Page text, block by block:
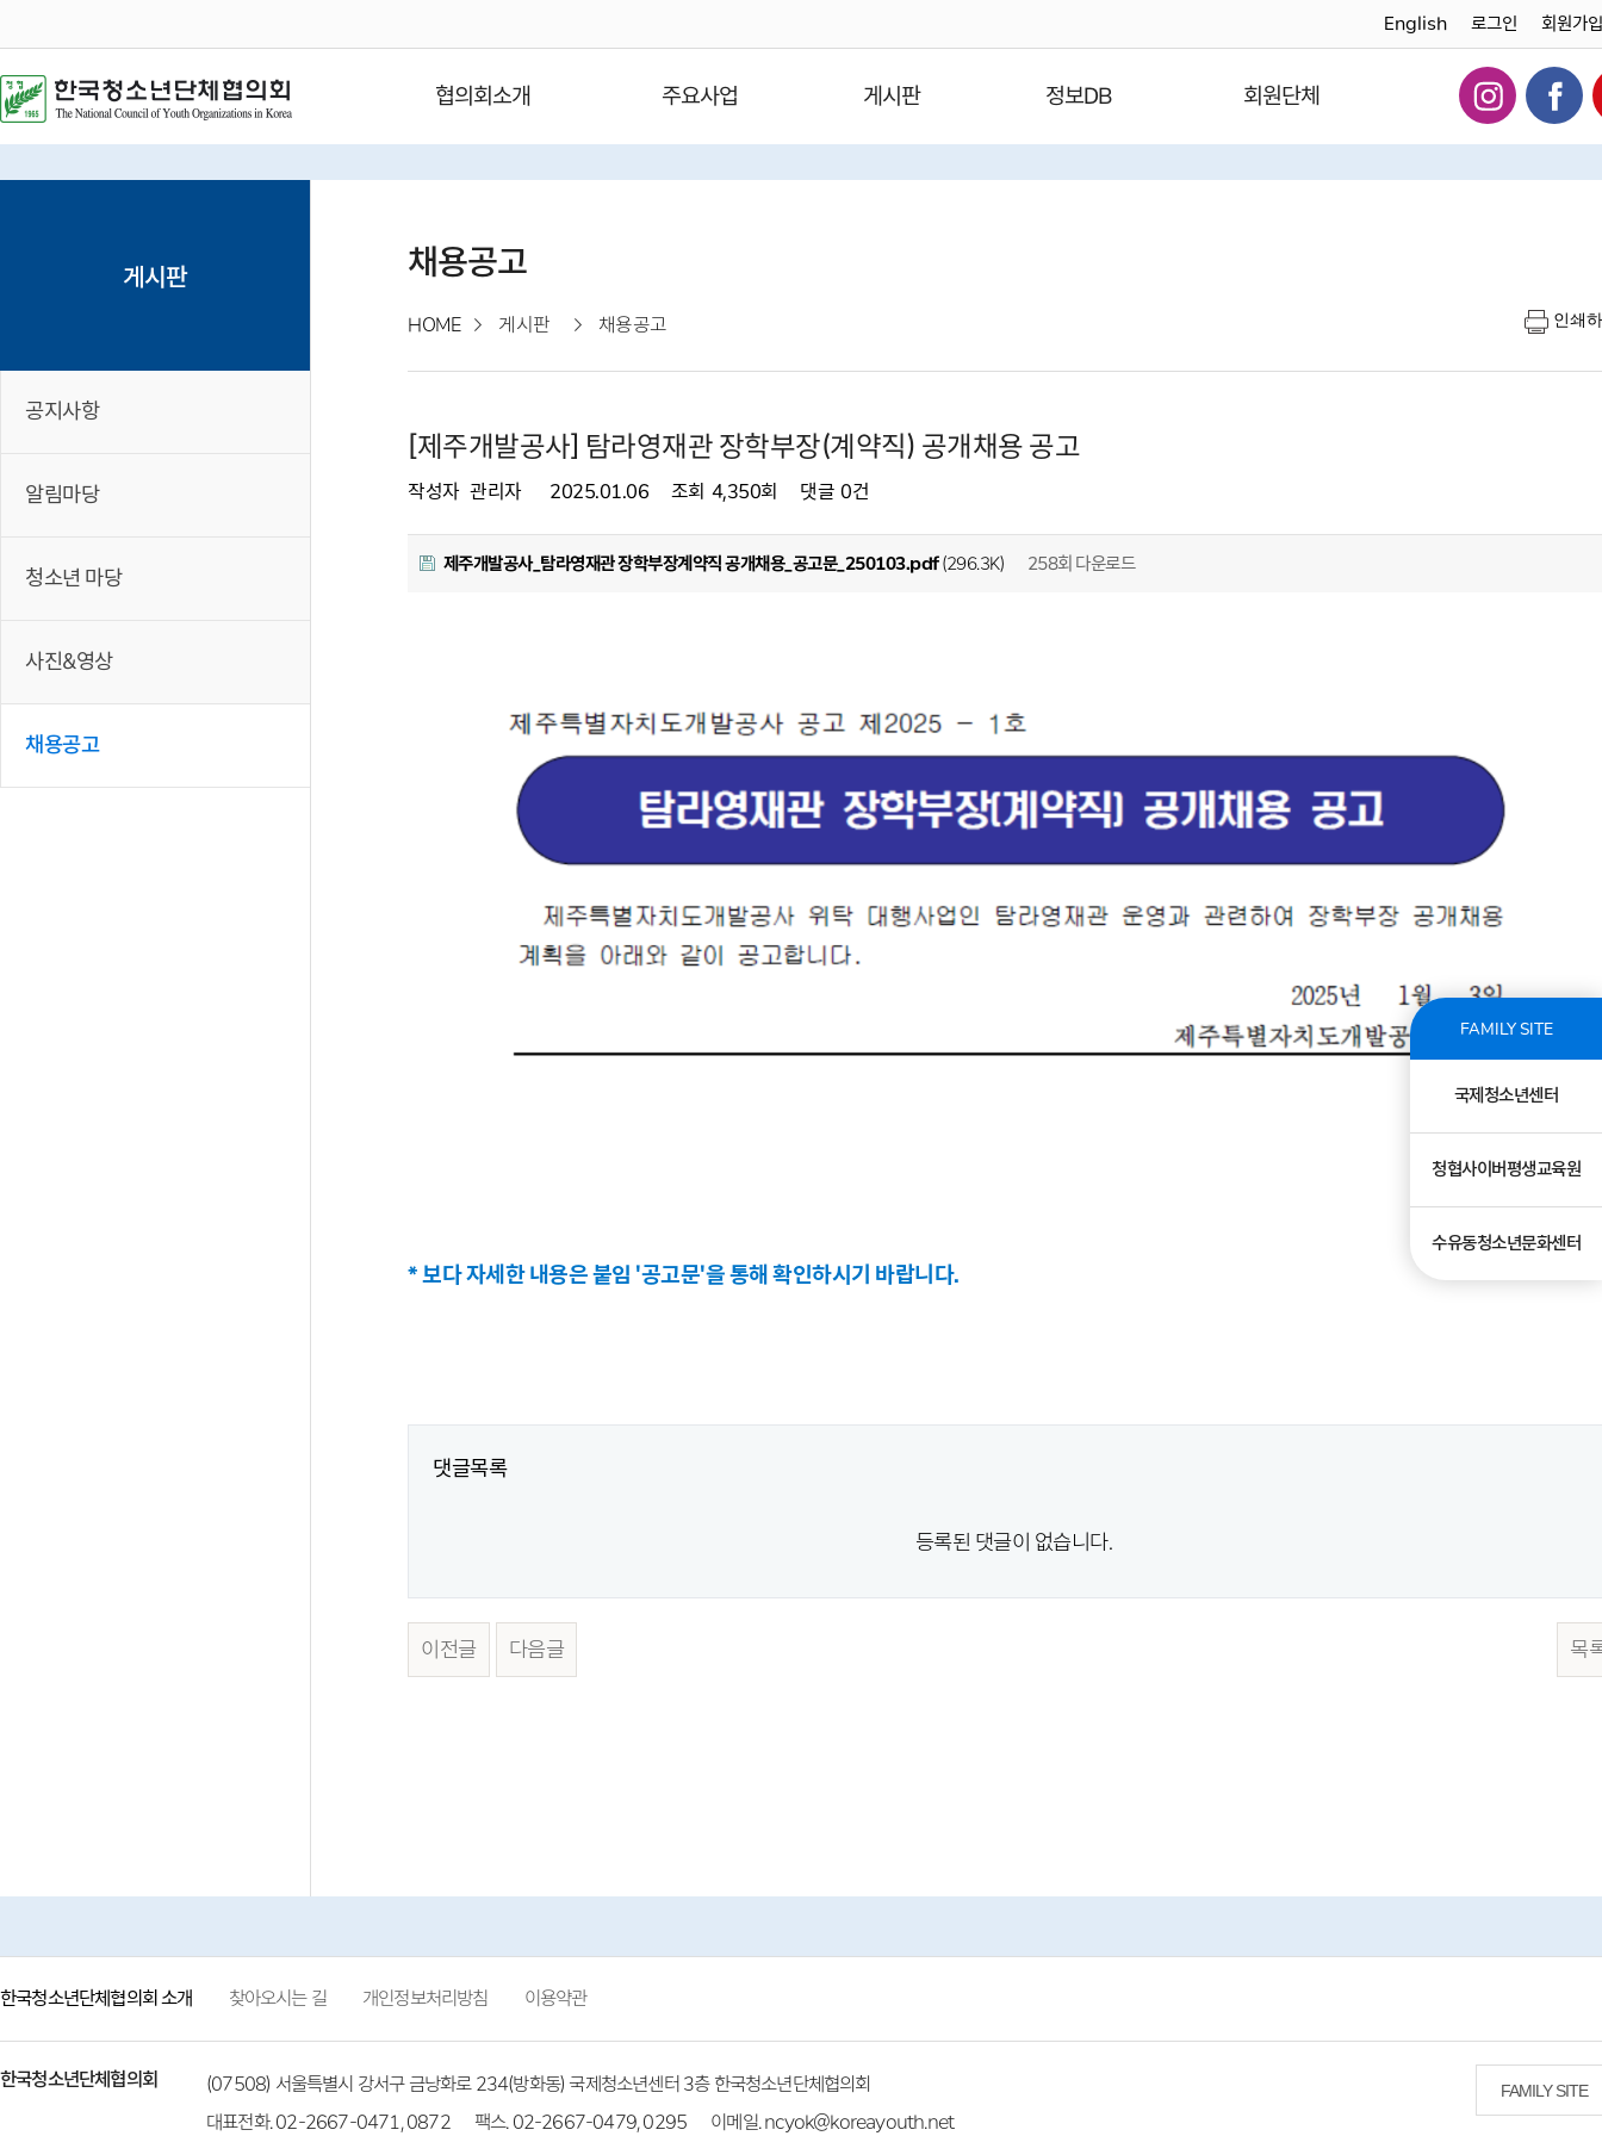
English 로그인 회원가입
협의회소개 주요사업 게시판 정보DB 회원단체
FAMILY SITE
국제청소년센터
청협사이버평생교육원
수유동청소년문화센터
게시판
공지사항
알림마당
청소년 마당
사진&영상
채용공고
채용공고
HOME 게시판 채용공고 인쇄
[제주개발공사] 탐라영재관 장학부장(계약직) 공개채용 공고
작성자 관리자 2025.01.06 조회 4,350회 댓글 0건
제주개발공사_탐라영재관 장학부장계약직 공개채용_공고문_250103.pdf(296.3K) 258회 다운로드
* 보다 자세한 내용은 붙임 '공고문'을 통해 확인하시기 바랍니다.
댓글목록
등록된 댓글이 없습니다.
이전글 다음글 목
한국청소년단체협의회 소개 찾아오시는 길 개인정보처리방침 이용약관
FAMILY SITE
한국청소년단체협의회
(07508) 서울특별시 강서구 금낭화로 234(방화동) 국제청소년센터 3층 한국청소년단체협의회
대표전화. 02-2667-0471, 0872
팩스. 02-2667-0479, 0295 이메일. ncyok@koreayouth.net